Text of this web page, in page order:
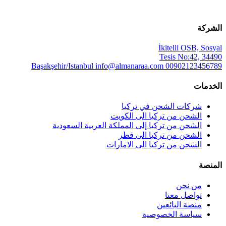
الشركة
İkitelli OSB, Sosyal
Tesis No:42, 34490
Başakşehir/Istanbul info@almanaraa.com 00902123456789
الخدمات
شركات الشحن في تركيا
الشحن من تركيا الى الكويت
الشحن من تركيا إلى المملكة العربية السعودية
الشحن من تركيا الى قطر
الشحن من تركيا الى الامارات
المنصة
من نحن
تواصل معنا
منصة البائعين
سياسة الخصوصية